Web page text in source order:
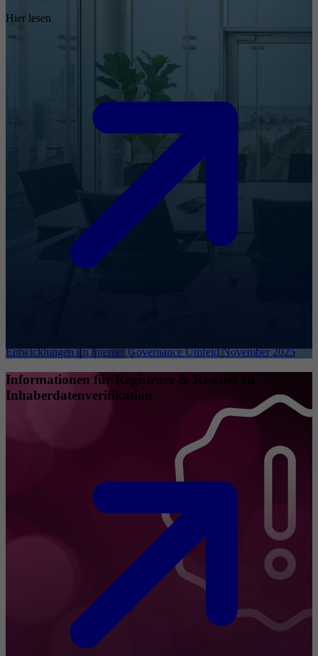
Hier lesen
Entwicklungen im Internet Governance Umfeld November 2025
Informationen für Registrare & Reseller zu
Inhaberdatenverifikation